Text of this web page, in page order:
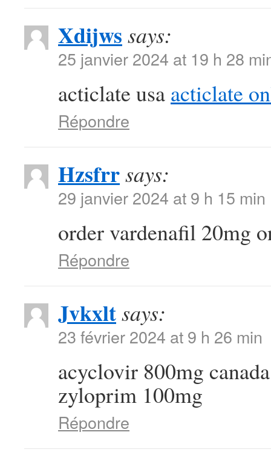
Xdijws says:
25 janvier 2024 at 19 h 28
acticlate usa acticlate
Répondre
Hzsfrrsays:
29 janvier 2024 at 9 h 15 min
order vardenafil 20mg
Répondre
Jvkxltsays:
23 février 2024 at 9 h 26 min
acyclovir 800mg
zyloprim 100mg
Répondre